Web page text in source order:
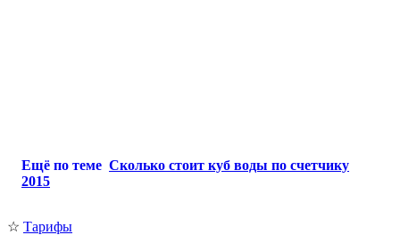
Ещё по теме Сколько стоит куб воды по счетчику
2015
☆ Тарифы